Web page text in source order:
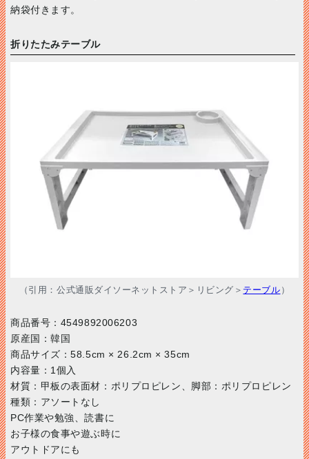
納袋付きます。
折りたたみテーブル
（引用：公式通販ダイソーネットストア＞リビング＞ テーブル ）
商品番号：4549892006203
原産国：韓国
商品サイズ：58.5cm × 26.2cm × 35cm
内容量：1個入
材質：甲板の表面材：ポリプロピレン、脚部：ポリプロピレン
種類：アソートなし
PC作業や勉強、読書に
お子様の食事や遊ぶ時に
アウトドアにも